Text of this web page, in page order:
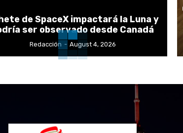
de SpaceX impactará la Luna y
ser observado desde Canadá
Redacción - August 4, 2026